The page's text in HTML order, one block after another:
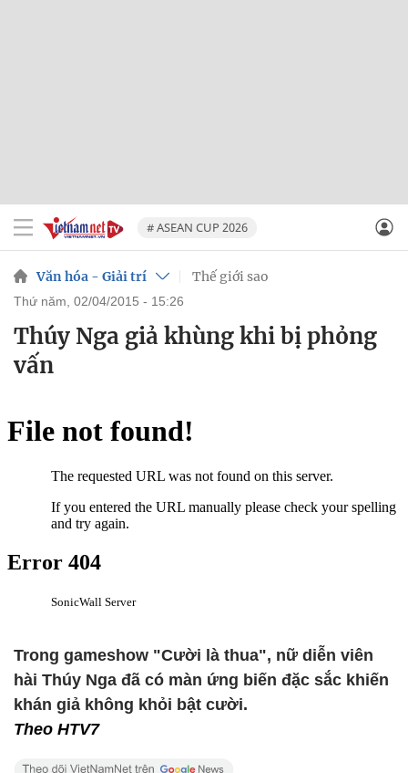
# ASEAN CUP 2026
Văn hóa - Giải trí Thế giới sao
thứ năm, 02/04/2015 - 15:26
Thúy Nga giả khùng khi bị phỏng
vấn
Trong gameshow "Cười là thua", nữ diễn viên
hài Thúy Nga đã có màn ứng biến đặc sắc khiến
khán giả không khỏi bật cười.
Theo HTV7